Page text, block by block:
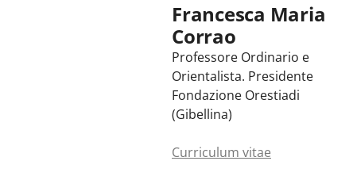
Francesca Maria
Corrao
Professore Ordinario e
Orientalista. Presidente
Fondazione Orestiadi
(Gibellina)
Curriculum vitae